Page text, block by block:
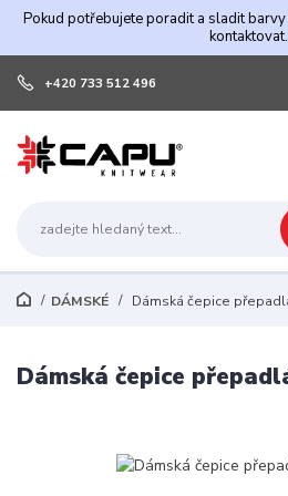
Pokud potřebujete poradit a sladit
kontaktovat.
+420 733 512 496
DÁMSKÉ Dámská čepice
Dámská čepice